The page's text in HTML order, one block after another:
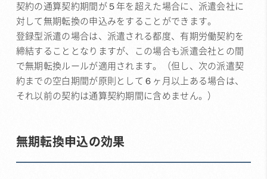
契約の通算契約期間が５年を超えた場合に、派遣会社に
対して無期転換の申込みをすることができます。
登録型派遣の場合は、派遣される都度、有期労働契約を
締結することとなりますが、この場合も派遣会社との間
で無期転換ルールが適用されます。（但し、次の派遣契
約までの空白期間が原則として６ヶ月以上ある場合は、
それ以前の契約は通算契約期間に含めません。）
無期転換申込の効果